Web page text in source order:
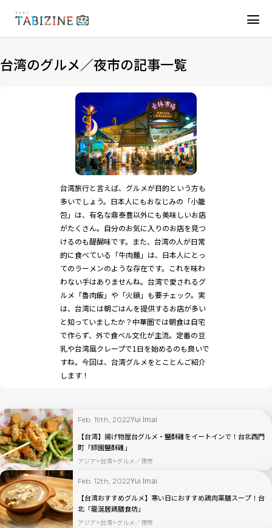
台湾のグルメ／夜市の記事一覧
台湾旅行と言えば、グルメが目的という方も
多いでしょう。日本人にもおなじみの「小籠
包」は、有名な鼎泰豊以外にも美味しいお店
がたくさん。自分のお気に入りのお店を見つ
けるのも醍醐味です。また、台湾の人が日常
的に食べている「牛肉麺」は、日本人にとっ
てのラーメンのような存在です。これを味わ
わない手はありませんね。台湾で愛されるグ
ルメ「魯肉飯」や「火鍋」も要チェック。実
は、台湾には朝ごはんを提供するお店が多い
と知っていましたか？中華圏では朝食は自宅
で作らず、外で食ベル文化が主流。定番の豆
乳や台湾風クレープで1日を始めるのも良いで
すね。今回は、台湾グルメをとことんご紹介
します！
Feb. 19th, 2022Yui Imai
【台湾】揚げ物屋台グルメ・鹽酥雞をイートインで！台北西門
町「師園鹽酥雞」
アジア 台湾 グルメ／夜市
Feb. 12th, 2022Yui Imai
【台湾おすすめグルメ】寒い日におすすめ鶏肉薬膳スープ！台
北「龍涎居鶏膳食坊」
アジア 台湾 グルメ／夜市